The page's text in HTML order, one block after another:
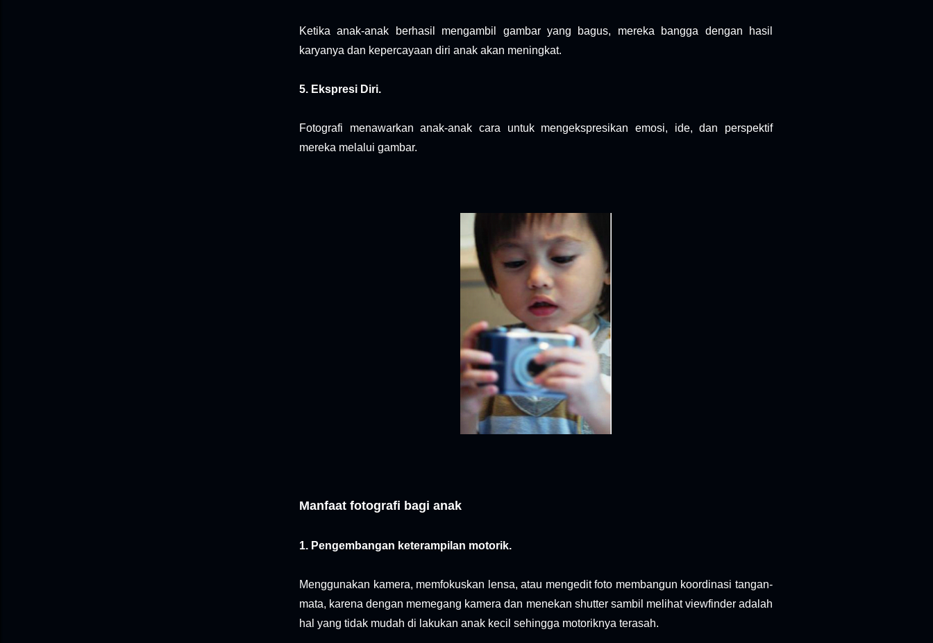
Ketika anak-anak berhasil mengambil gambar yang bagus, mereka bangga dengan hasil
karyanya dan kepercayaan diri anak akan meningkat.
5. Ekspresi Diri.
Fotografi menawarkan anak-anak cara untuk mengekspresikan emosi, ide, dan perspektif
mereka melalui gambar.
Manfaat fotografi bagi anak
1. Pengembangan keterampilan motorik.
Menggunakan kamera, memfokuskan lensa, atau mengedit foto membangun koordinasi tangan-
mata, karena dengan memegang kamera dan menekan shutter sambil melihat viewfinder adalah
hal yang tidak mudah di lakukan anak kecil sehingga motoriknya terasah.